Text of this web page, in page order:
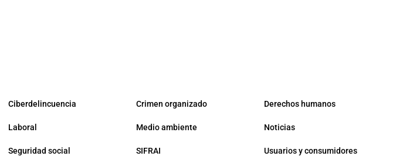
Ciberdelincuencia Crimen organizado Derechos humanos
Laboral Medio ambiente Noticias
Seguridad social SIFRAI Usuarios y consumidores